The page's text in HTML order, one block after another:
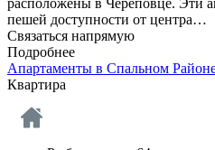
пешей доступности от центра…
Связаться напрямую
Подробнее
Апартаменты в Спальном
Квартира